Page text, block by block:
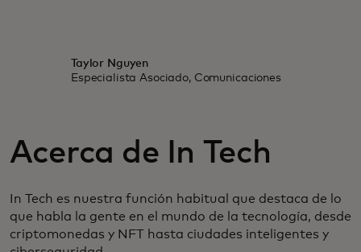
Taylor Nguyen
Especialista Asociado, Comunicaciones
Acerca de In Tech
In Tech es nuestra función habitual que destaca de lo
que habla la gente en el mundo de la tecnología, desde
criptomonedas y NFT hasta ciudades inteligentes y